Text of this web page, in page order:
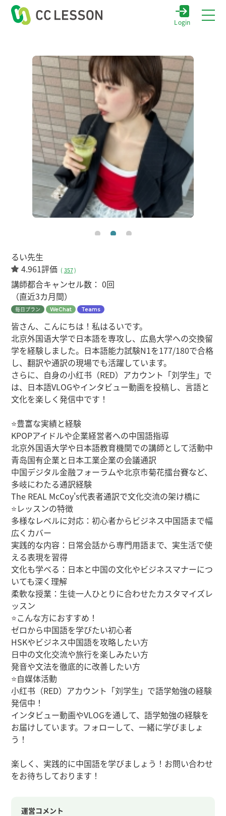
Login
るい先生
4.961評価 ( 357)
講師都合キャンセル数：0回
（直近3カ月間）
毎日プラン WeChat Teams
皆さん、こんにちは！私はるいです。
北京外国语大学で日本語を専攻し、広島大学への交換留
学を経験しました。日本語能力試験N1を177/180で合格
し、翻訳や通訳の現場でも活躍しています。
さらに、自身の小红书（RED）アカウント「刘学生」で
は、日本語VLOGやインタビュー動画を投稿し、言語と
文化を楽しく発信中です！
⭐豊富な実績と経験
KPOPアイドルや企業経営者への中国語指導
北京外国语大学や日本語教育機関での講師として活動中
青岛国有企業と日本工業企業の会議通訳
中国デジタル金融フォーラムや北京市菊花擂台賽など、
多岐にわたる通訳経験
The REAL McCoy's代表者通訳で文化交流の架け橋に
⭐レッスンの特徴
多様なレベルに対応：初心者からビジネス中国語まで幅
広くカバー
実践的な内容：日常会話から専門用語まで、実生活で使
える表現を習得
文化も学べる：日本と中国の文化やビジネスマナーにつ
いても深く理解
柔軟な授業：生徒一人ひとりに合わせたカスタマイズレ
ッスン
⭐こんな方におすすめ！
ゼロから中国語を学びたい初心者
HSKやビジネス中国語を攻略したい方
日中の文化交流や旅行を楽しみたい方
発音や文法を徹底的に改善したい方
⭐自媒体活動
小红书（RED）アカウント「刘学生」で語学勉強の経験
発信中！
インタビュー動画やVLOGを通して、語学勉強の経験を
お届けしています。フォローして、一緒に学びましょ
う！
楽しく、実践的に中国語を学びましょう！お問い合わせ
をお待ちしております！
運営コメント